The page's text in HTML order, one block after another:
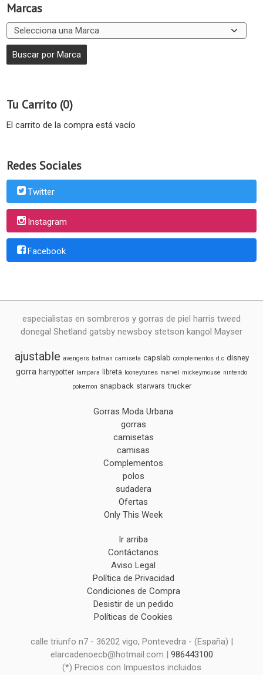
Marcas
Tu Carrito (0)
El carrito de la compra está vacío
Redes Sociales
Twitter
Instagram
Facebook
especialistas en sombreros y gorras de piel harris tweed
donegal Shetland gatsby newsboy stetson kangol Mayser
ajustable avengers batman camiseta capslab complementos d.c disney
gorra harrypotter lampara libreta looneytunes marvel mickeymouse nintendo
pokemon snapback starwars trucker
Gorras Moda Urbana
gorras
camisetas
camisas
Complementos
polos
sudadera
Ofertas
Only This Week
Ir arriba
Contáctanos
Aviso Legal
Política de Privacidad
Condiciones de Compra
Desistir de un pedido
Políticas de Cookies
calle triunfo n7 - 36202 vigo, Pontevedra - (España) |
elarcadenoecb@hotmail.com | 986443100
(*) Precios con Impuestos incluidos